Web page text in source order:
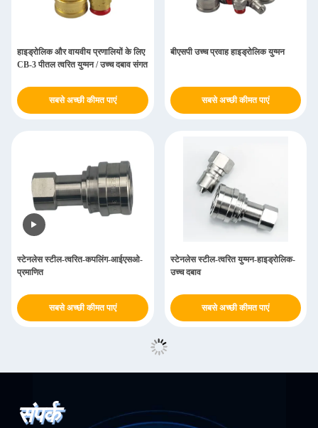
हाइड्रोलिक और वायवीय प्रणालियों के लिए
CB-3 पीतल त्वरित युग्मन / उच्च दबाव संगत
सबसे अच्छी कीमत पाएं
बीएसपी उच्च प्रवाह हाइड्रोलिक युग्मन
सबसे अच्छी कीमत पाएं
स्टेनलेस स्टील-त्वरित-कपलिंग-आईएसओ-
प्रमाणित
सबसे अच्छी कीमत पाएं
स्टेनलेस स्टील-त्वरित युग्मन-हाइड्रोलिक-
उच्च दबाव
सबसे अच्छी कीमत पाएं
संपर्क